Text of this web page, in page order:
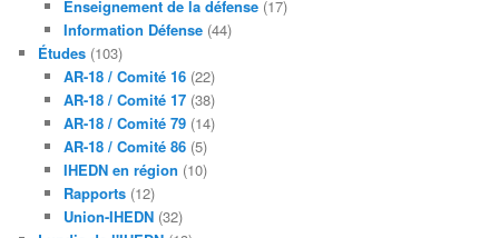
Enseignement de la défense(17)
Information Défense(44)
Études (103)
AR-18 / Comité 16(22)
AR-18 / Comité 17(38)
AR-18 / Comité 79(14)
AR-18 / Comité 86(5)
IHEDN en région (10)
Rapports(12)
Union-IHEDN(32)